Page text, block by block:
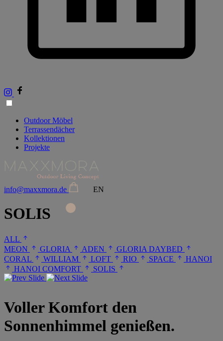
Outdoor Möbel
Terrassendächer
Kollektionen
Projekte
info@maxxmora.de EN
SOLIS
ALL
MEON
GLORIA ADEN
GLORIA DAYBED
CORAL
WILLIAM LOFT RIO SPACE
HANOI
HANOI COMFORT
SOLIS
Voller Komfort den
Sonnenhimmel genießen.